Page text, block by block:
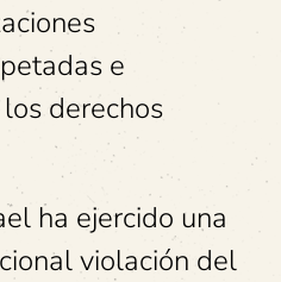
e
derechos
ha ejercido una
violación del